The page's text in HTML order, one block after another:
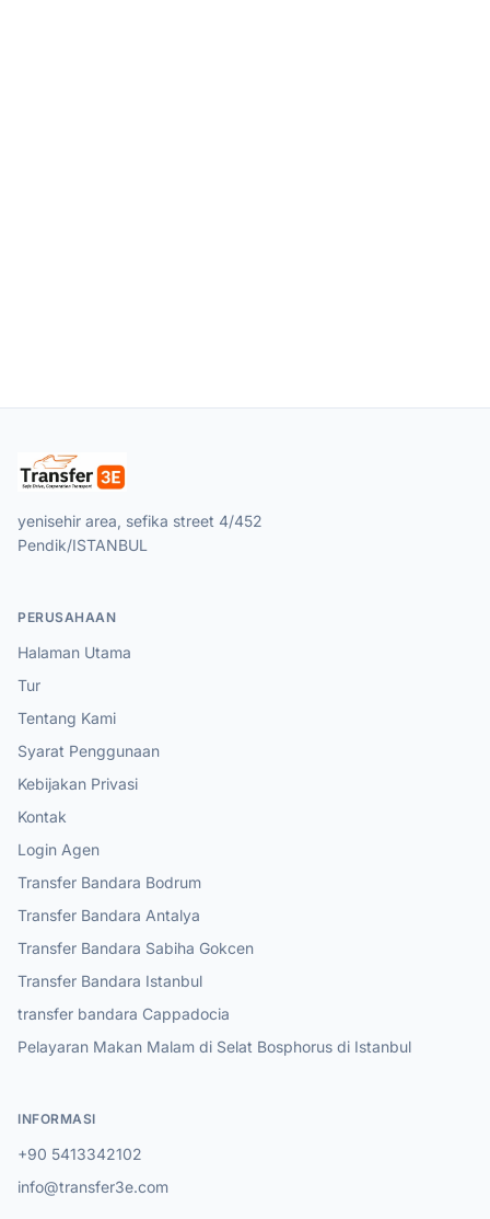
yenisehir area, sefika street 4/452
Pendik/ISTANBUL
PERUSAHAAN
Halaman Utama
Tur
Tentang Kami
Syarat Penggunaan
Kebijakan Privasi
Kontak
Login Agen
Transfer Bandara Bodrum
Transfer Bandara Antalya
Transfer Bandara Sabiha Gokcen
Transfer Bandara Istanbul
transfer bandara Cappadocia
Pelayaran Makan Malam di Selat Bosphorus di Istanbul
INFORMASI
+90 5413342102
info@transfer3e.com